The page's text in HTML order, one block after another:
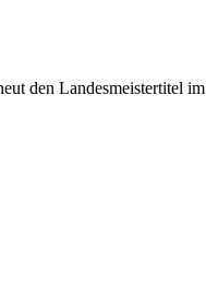
den Landesmeistertitel im